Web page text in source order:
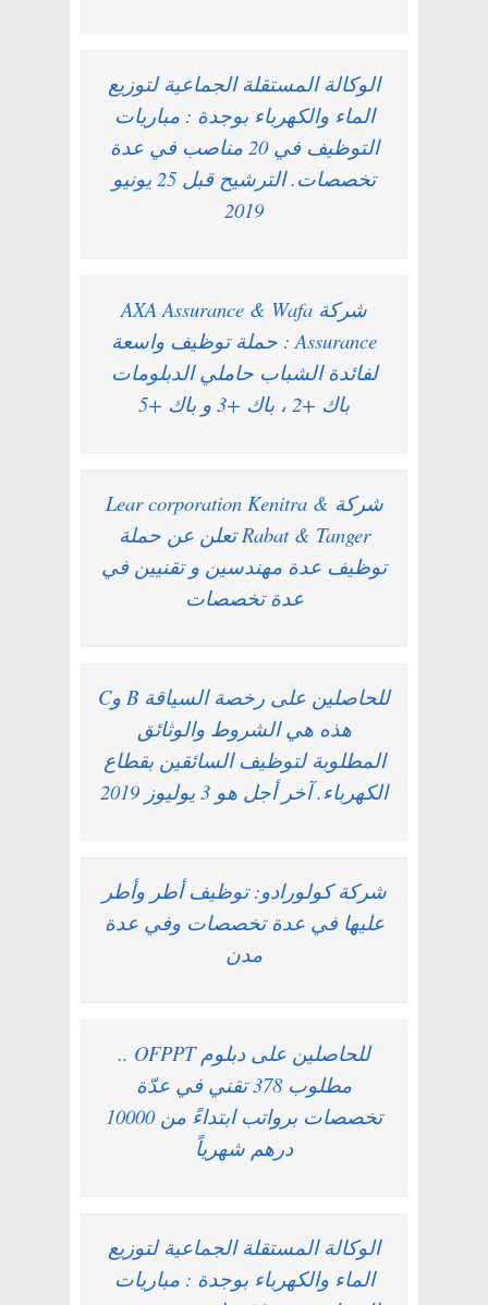
الوكالة المستقلة الجماعية لتوزيع
الماء والكهرباء بوجدة : مباريات
التوظيف في 20 مناصب في عدة
تخصصات. الترشيح قبل 25 يونيو
2019
شركة AXA Assurance & Wafa
Assurance : حملة توظيف واسعة
لفائدة الشباب حاملي الدبلومات
باك +2 ، باك +3 و باك +5
شركة Lear corporation Kenitra &
Rabat & Tanger تعلن عن حملة
توظيف عدة مهندسين و تقنيين في
عدة تخصصات
للحاصلين على رخصة السياقة B وC
هذه هي الشروط والوثائق
المطلوبة لتوظيف السائقين بقطاع
الكهرباء. آخر أجل هو 3 يوليوز 2019
شركة كولورادو: توظيف أطر وأطر
عليها في عدة تخصصات وفي عدة
مدن
للحاصلين على دبلوم OFPPT ..
مطلوب 378 تقني في عدّة
تخصصات برواتب ابتداءً من 10000
درهم شهرياً
الوكالة المستقلة الجماعية لتوزيع
الماء والكهرباء بوجدة : مباريات